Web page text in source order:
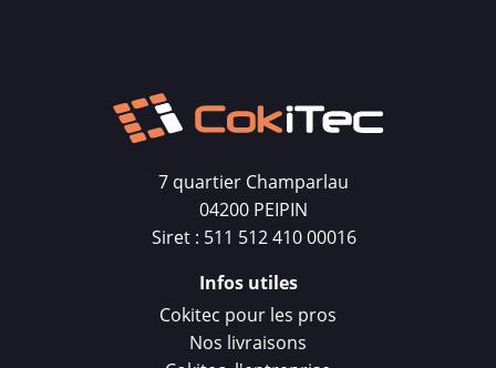
7 quartier Champarlau
04200 PEIPIN
Siret : 511 512 410 00016
Infos utiles
Cokitec pour les pros
Nos livraisons